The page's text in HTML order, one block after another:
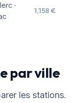
·
1,158 €
par ville
les stations.